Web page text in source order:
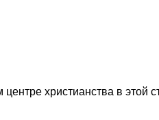
христианства в этой